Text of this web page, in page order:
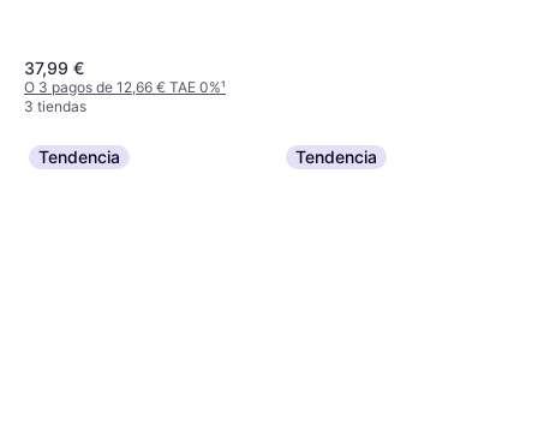
37,99 €
O 3 pagos de 12,66 € TAE 0%¹
3 tiendas
Tendencia Tendencia